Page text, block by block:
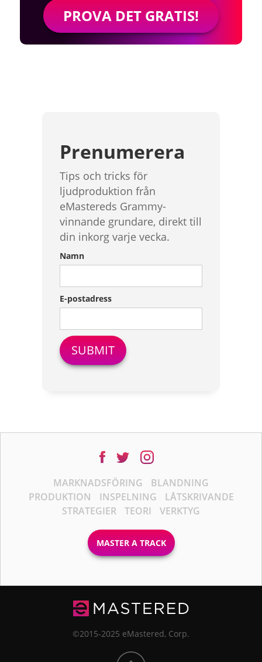
PROVA DET GRATIS!
Prenumerera
Tips och tricks för
ljudproduktion från
eMastereds Grammy-
vinnande grundare, direkt till
din inkorg varje vecka.
Namn
E-postadress
MARKNADSFÖRING
BLANDNING
PRODUKTION
INSPELNING
LÅTSKRIVANDE
STRATEGIER
TEORI VERKTYG
MASTER A TRACK
©2015-2025 eMastered, Corp.